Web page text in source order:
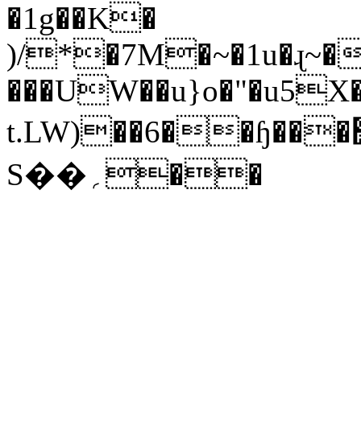
�1g��K�
)/*�7M�~�1u�ɻ~�
t.LW)��6��ɧ���׺���&�L#��X��)��lku�A�x���"oT(��
S��؍��